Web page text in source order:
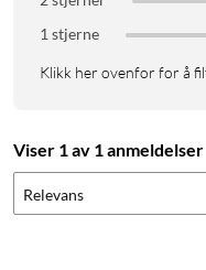
1 stjerne
Klikk her ovenfor for å
Viser 1 av 1 anmeldelser
Relevans